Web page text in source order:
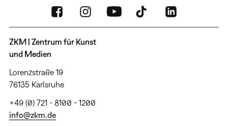
ZKM | Zentrum für Kunst
und Medien
Lorenzstraße 19
76135 Karlsruhe
+49 (0) 721 - 8100 - 1200
info@zkm.de